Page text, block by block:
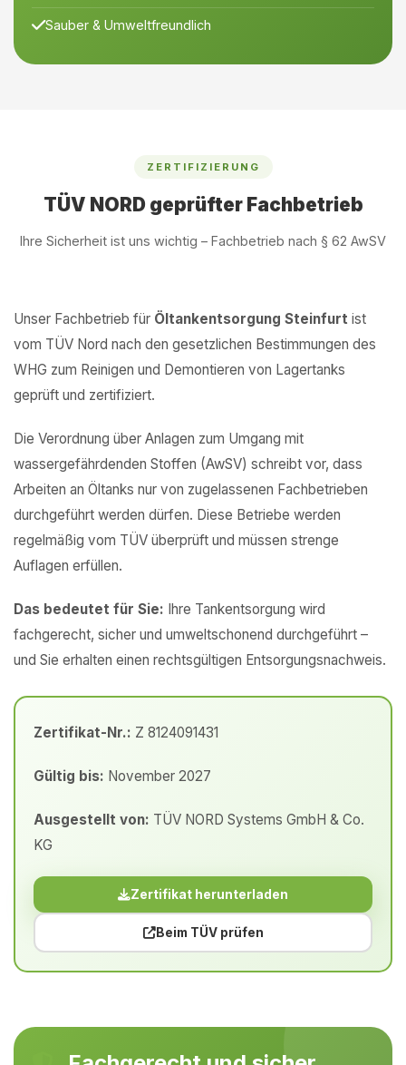
Sauber & Umweltfreundlich
ZERTIFIZIERUNG
TÜV NORD geprüfter Fachbetrieb
Ihre Sicherheit ist uns wichtig – Fachbetrieb nach § 62 AwSV
Unser Fachbetrieb für Öltankentsorgung Steinfurt ist
vom TÜV Nord nach den gesetzlichen Bestimmungen des
WHG zum Reinigen und Demontieren von Lagertanks
geprüft und zertifiziert.
Die Verordnung über Anlagen zum Umgang mit
wassergefährdenden Stoffen (AwSV) schreibt vor, dass
Arbeiten an Öltanks nur von zugelassenen Fachbetrieben
durchgeführt werden dürfen. Diese Betriebe werden
regelmäßig vom TÜV überprüft und müssen strenge
Auflagen erfüllen.
Das bedeutet für Sie: Ihre Tankentsorgung wird
fachgerecht, sicher und umweltschonend durchgeführt –
und Sie erhalten einen rechtsgültigen Entsorgungsnachweis.
Zertifikat-Nr.: Z 8124091431
Gültig bis: November 2027
Ausgestellt von: TÜV NORD Systems GmbH & Co.
KG
Zertifikat herunterladen
Beim TÜV prüfen